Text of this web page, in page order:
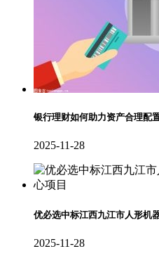
银行理财如何助力资产合理配
2025-11-28
优必选中标江西九江市人形机
2025-11-28